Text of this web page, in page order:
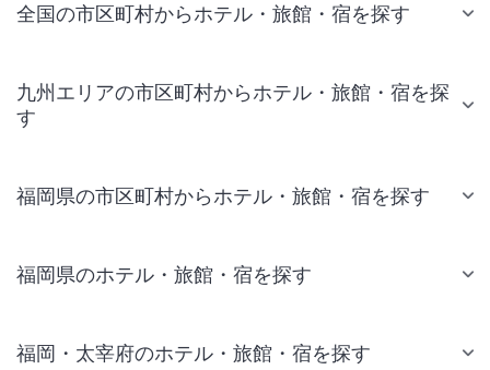
全国の市区町村からホテル・旅館・宿を探す
九州エリアの市区町村からホテル・旅館・宿を探
す
福岡県の市区町村からホテル・旅館・宿を探す
福岡県のホテル・旅館・宿を探す
福岡・太宰府のホテル・旅館・宿を探す